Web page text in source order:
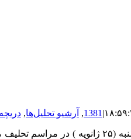
|
1381
, آرشیو تحلیل‌ها,